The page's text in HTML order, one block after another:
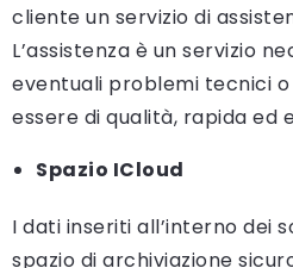
cliente un servizio di
L’assistenza è un servizio
eventuali problemi tecnici o
essere di qualità, rapida ed
Spazio ICloud
I dati inseriti all’interno dei
spazio di archiviazione